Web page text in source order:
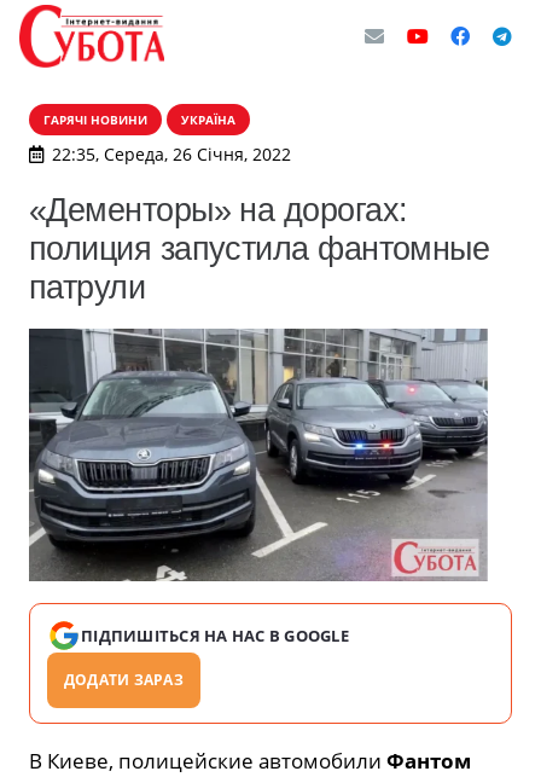
ГАРЯЧІ НОВИНИ УКРАЇНА
22:35, Середа, 26 Січня, 2022
«Дементоры» на дорогах:
полиция запустила фантомные
патрули
ПІДПИШІТЬСЯ НА НАС В GOOGLE
ДОДАТИ ЗАРАЗ
В Киеве, полицейские автомобили Фантом